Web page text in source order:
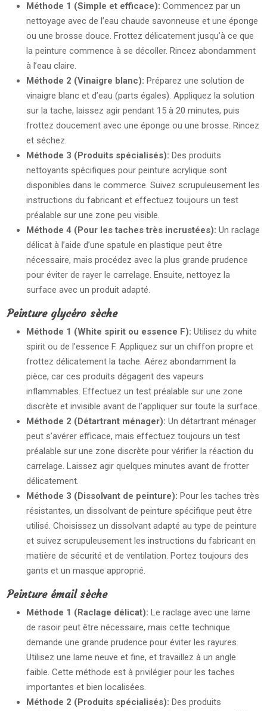
Méthode 1 (Simple et efficace): Commencez par un
nettoyage avec de l’eau chaude savonneuse et une éponge
ou une brosse douce. Frottez délicatement jusqu’à ce que
la peinture commence à se décoller. Rincez abondamment
à l’eau claire.
Méthode 2 (Vinaigre blanc): Préparez une solution de
vinaigre blanc et d’eau (parts égales). Appliquez la solution
sur la tache, laissez agir pendant 15 à 20 minutes, puis
frottez doucement avec une éponge ou une brosse. Rincez
et séchez.
Méthode 3 (Produits spécialisés): Des produits
nettoyants spécifiques pour peinture acrylique sont
disponibles dans le commerce. Suivez scrupuleusement les
instructions du fabricant et effectuez toujours un test
préalable sur une zone peu visible.
Méthode 4 (Pour les taches très incrustées): Un raclage
délicat à l’aide d’une spatule en plastique peut être
nécessaire, mais procédez avec la plus grande prudence
pour éviter de rayer le carrelage. Ensuite, nettoyez la
surface avec un produit adapté.
Peinture glycéro sèche
Méthode 1 (White spirit ou essence F): Utilisez du white
spirit ou de l’essence F. Appliquez sur un chiffon propre et
frottez délicatement la tache. Aérez abondamment la
pièce, car ces produits dégagent des vapeurs
inflammables. Effectuez un test préalable sur une zone
discrète et invisible avant de l’appliquer sur toute la surface.
Méthode 2 (Détartrant ménager): Un détartrant ménager
peut s’avérer efficace, mais effectuez toujours un test
préalable sur une zone discrète pour vérifier la réaction du
carrelage. Laissez agir quelques minutes avant de frotter
délicatement.
Méthode 3 (Dissolvant de peinture): Pour les taches très
résistantes, un dissolvant de peinture spécifique peut être
utilisé. Choisissez un dissolvant adapté au type de peinture
et suivez scrupuleusement les instructions du fabricant en
matière de sécurité et de ventilation. Portez toujours des
gants et un masque approprié.
Peinture émail sèche
Méthode 1 (Raclage délicat): Le raclage avec une lame
de rasoir peut être nécessaire, mais cette technique
demande une grande prudence pour éviter les rayures.
Utilisez une lame neuve et fine, et travaillez à un angle
faible. Cette méthode est à privilégier pour les taches
importantes et bien localisées.
Méthode 2 (Produits spécialisés): Des produits